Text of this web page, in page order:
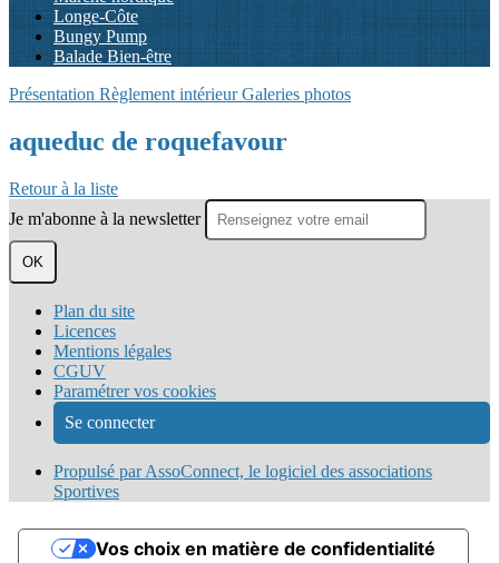
Longe-Côte
Bungy Pump
Balade Bien-être
Présentation Règlement intérieurGaleries photos
aqueduc de roquefavour
Retour à la liste
Je m'abonne à la newsletter
OK
Plan du site
Licences
Mentions légales
CGUV
Paramétrer vos cookies
Se connecter
Propulsé par AssoConnect, le logiciel des associations
Sportives
Vos choix en matière de confidentialité